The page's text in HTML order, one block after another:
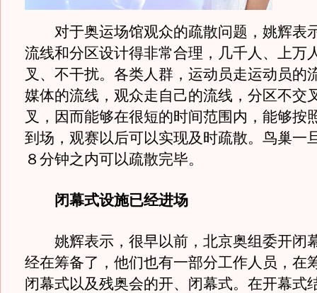
对于奥运场馆观众的疏散问题，姚辉表
流线和分区设计得非常合理，几千人、上万
叉、不干扰。各类人群，运动员走运动员的
媒体的流线，观众走自己的流线，分区不交
叉，因而能够在很短的时间范围内，能够按
到场，观赛以后可以实现及时疏散。鸟巢一
８分钟之内可以疏散完毕。
闭幕式设施已经进场
姚辉表示，很早以前，北京奥组委开闭
经在筹备了，他们也有一部分工作人员，在
闭幕式以及残奥会的开、闭幕式。在开幕式